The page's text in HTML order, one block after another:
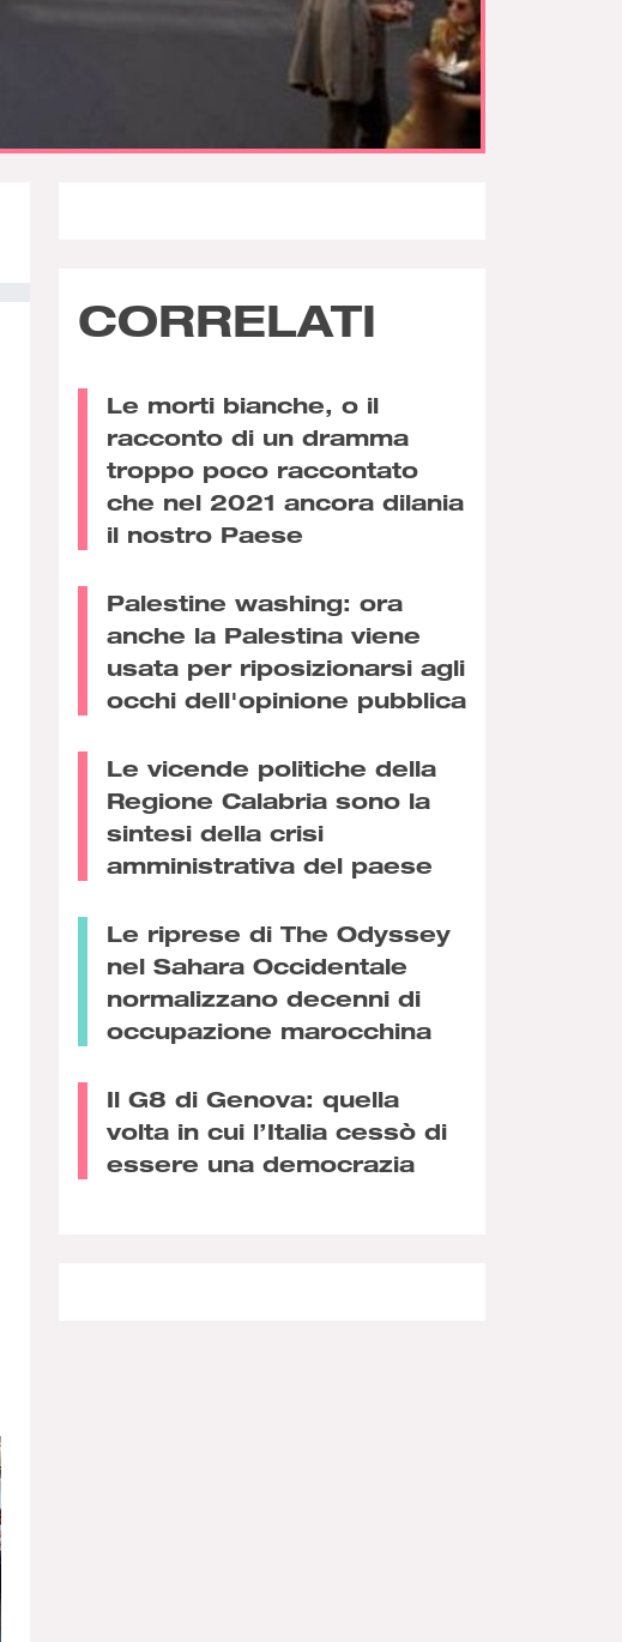
CORRELATI
Le morti bianche, o il
racconto di un dramma
troppo poco raccontato
che nel 2021 ancora dilania
il nostro Paese
Palestine washing: ora
anche la Palestina viene
usata per riposizionarsi agli
occhi dell'opinione pubblica
Le vicende politiche della
Regione Calabria sono la
sintesi della crisi
amministrativa del paese
Le riprese di The Odyssey
nel Sahara Occidentale
normalizzano decenni di
occupazione marocchina
Il G8 di Genova: quella
volta in cui l’Italia cessò di
essere una democrazia